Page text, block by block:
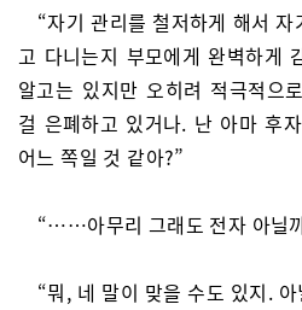
“자기 관리를 철저하게 해서
고 다니는지 부모에게 완벽하게
알고는 있지만 오히려 적극적으
걸 은폐하고 있거나. 난 아마 후
어느 쪽일 것 같아?”
“……아무리 그래도 전자 아닐
“뭐, 네 말이 맞을 수도 있지.